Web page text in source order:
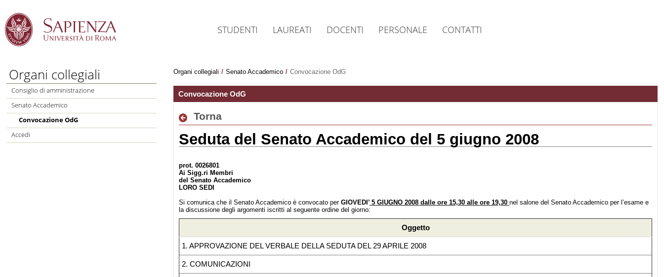
STUDENTI LAUREATI DOCENTI PERSONALE CONTATTI
Organi collegiali
Consiglio di amministrazione
Senato Accademico
Convocazione OdG
Accedi
Organi collegiali / Senato Accademico / Convocazione OdG
Convocazione OdG
Torna
Seduta del Senato Accademico del 5 giugno 2008
prot. 0026801
Ai Sigg.ri Membri
del Senato Accademico
LORO SEDI
Si comunica che il Senato Accademico è convocato perGIOVEDI’5 GIUGNO 2008dalle ore 15,30 alle ore 19,30 nel salone del Senato Accademico per l’esame e
la discussione degli argomenti iscritti al seguente ordine del giorno:
Oggetto
1. APPROVAZIONE DEL VERBALE DELLA SEDUTA DEL 29 APRILE 2008
2. COMUNICAZIONI